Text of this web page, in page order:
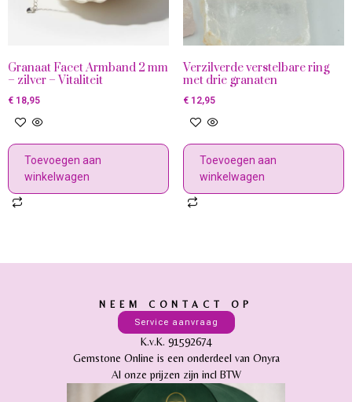
Granaat Facet Armband 2 mm
– zilver – Vitaliteit
€ 18,95
Toevoegen aan
winkelwagen
Verzilverde verstelbare ring
met drie granaten
€12,95
Toevoegen aan
winkelwagen
NEEM CONTACT OP
Service aanvraag
K.v.K. 91592674
Gemstone Online is een onderdeel van Onyra
Al onze prijzen zijn incl BTW